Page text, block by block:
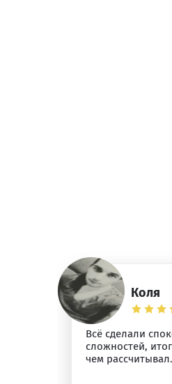
Коля
Всё сделали
сложностей,
чем рассчитывал.